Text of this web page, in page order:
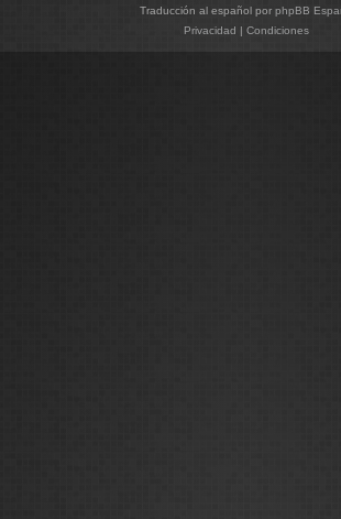
Traducción al español por phpBB
Privacidad | Condiciones